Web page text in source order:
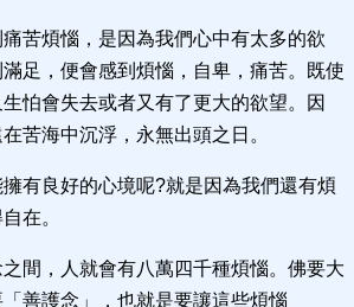
苦煩惱，是因為我們心中有太多的欲
足，便會感到煩惱，自卑，痛苦。既使
怕會失去或者又有了更大的欲望。因
苦海中沉浮，永無出頭之日。
有良好的心境呢?就是因為我們還有煩
在。
間，人就會有八萬四千種煩惱。佛要大
善護念」，也就是要讓這些煩惱